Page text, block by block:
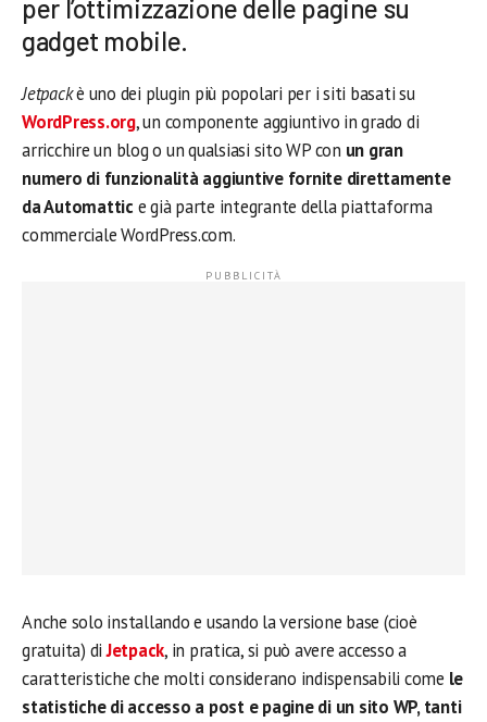
per l’ottimizzazione delle pagine su
gadget mobile.
Jetpackè uno dei plugin più popolari per i siti basati su
WordPress.org, un componente aggiuntivo in grado di
arricchire un blog o un qualsiasi sito WP con un gran
numero di funzionalità aggiuntive fornite direttamente
da Automattic e già parte integrante della piattaforma
commerciale WordPress.com.
Anche solo installando e usando la versione base (cioè
gratuita) diJetpack, in pratica, si può avere accesso a
caratteristiche che molti considerano indispensabili come le
statistiche di accesso a post e pagine di un sito WP, tanti